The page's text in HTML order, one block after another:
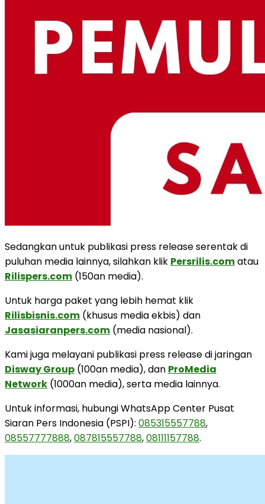
Sedangkan untuk publikasi press release serentak di
puluhan media lainnya, silahkan klik Persrilis.comatau
Rilispers.com (150an media).
Untuk harga paket yang lebih hemat klik
Rilisbisnis.com (khusus media ekbis) dan
Jasasiaranpers.com (media nasional).
Kami juga melayani publikasi press release di jaringan
Disway Group (100an media), dan ProMedia
Network (1000an media), serta media lainnya.
Untuk informasi, hubungi WhatsApp Center Pusat
Siaran Pers Indonesia (PSPI): 085315557788,
08557777888,087815557788,08111157788.